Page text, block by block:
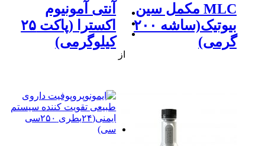
MLC مکمل سین
بیوتیک(ساشه ۲۰۰
گرمی)
آنتی آمونیوم
اکسترا (پاکت ۲۵
کیلوگرمی)